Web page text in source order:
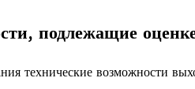
подлежащие
технические возможности